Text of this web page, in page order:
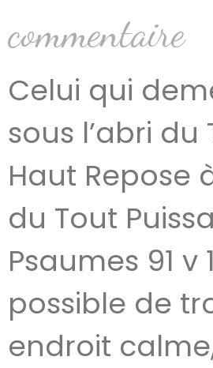
commentaire
Celui qui
sous l’abri du
Haut Repose
du Tout
Psaumes 91 v
possible de
endroit